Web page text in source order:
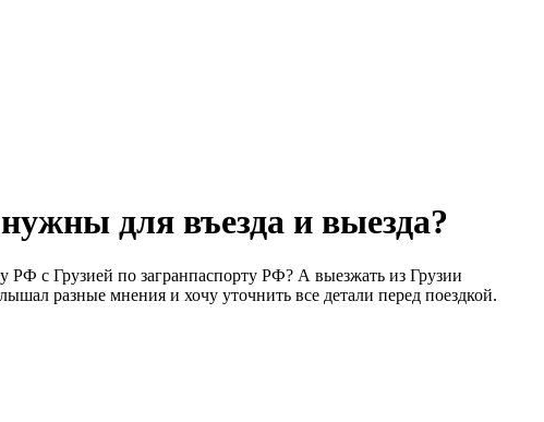
для въезда и выезда?
РФ с Грузией по загранпаспорту РФ? А выезжать из Грузии
разные мнения и хочу уточнить все детали перед поездкой.